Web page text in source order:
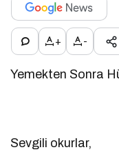
+ -
Yemekten Sonra
Sevgili okurlar,